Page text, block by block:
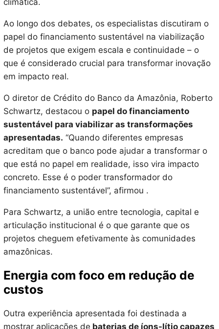
climática.
Ao longo dos debates, os especialistas discutiram o
papel do financiamento sustentável na viabilização
de projetos que exigem escala e continuidade – o
que é considerado crucial para transformar inovação
em impacto real.
O diretor de Crédito do Banco da Amazônia, Roberto
Schwartz, destacou o papel do financiamento
sustentável para viabilizar as transformações
apresentadas. “Quando diferentes empresas
acreditam que o banco pode ajudar a transformar o
que está no papel em realidade, isso vira impacto
concreto. Esse é o poder transformador do
financiamento sustentável”, afirmou .
Para Schwartz, a união entre tecnologia, capital e
articulação institucional é o que garante que os
projetos cheguem efetivamente às comunidades
amazônicas.
Energia com foco em redução de
custos
Outra experiência apresentada foi destinada a
mostrar aplicações de baterias de íons-lítio capazes